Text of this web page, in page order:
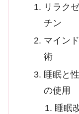
リラク
チン
マイン
術
睡眠と
の使用
睡眠